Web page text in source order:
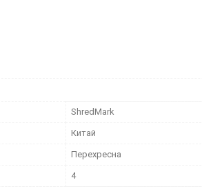
ShredMark
Китай
Перехресна
4